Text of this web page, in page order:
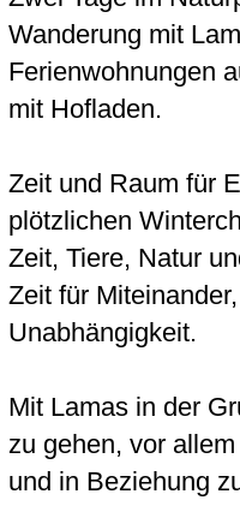
Wanderung mit
Ferienwohnungen
mit Hofladen.
Zeit und Raum für
plötzlichen
Zeit, Tiere, Natur
Zeit für
Unabhängigkeit.
Mit Lamas in der
zu gehen, vor
und in Beziehung